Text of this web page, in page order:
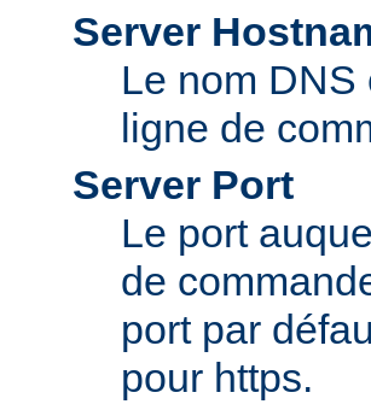
Server
Le nom DNS
ligne de
Server Port
Le port
de
port par
pour https.